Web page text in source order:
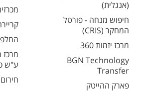
(אנגלית)
חיפוש מנחה - פורטל
המחקר (CRIS)
מרכז יזמות 360
BGN Technology
Transfer
פארק ההייטק
מרכז
ע"ש
חירום